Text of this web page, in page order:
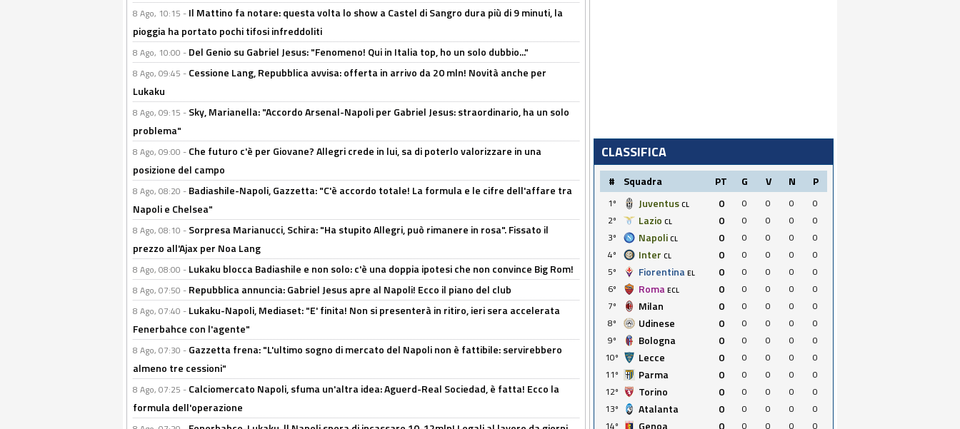
8 Ago, 10:15 - Il Mattino fa notare: questa volta lo show a Castel di Sangro dura più di 9 minuti, la
pioggia ha portato pochi tifosi infreddoliti
8 Ago, 10:00 - Del Genio su Gabriel Jesus: "Fenomeno! Qui in Italia top, ho un solo dubbio..."
8 Ago, 09:45 - Cessione Lang, Repubblica avvisa: offerta in arrivo da 20 mln! Novità anche per
Lukaku
8 Ago, 09:15 - Sky, Marianella: "Accordo Arsenal-Napoli per Gabriel Jesus: straordinario, ha un solo
problema"
8 Ago, 09:00 - Che futuro c'è per Giovane? Allegri crede in lui, sa di poterlo valorizzare in una
posizione del campo
8 Ago, 08:20 - Badiashile-Napoli, Gazzetta: "C'è accordo totale! La formula e le cifre dell'affare tra
Napoli e Chelsea"
8 Ago, 08:10 - Sorpresa Marianucci, Schira: "Ha stupito Allegri, può rimanere in rosa". Fissato il
prezzo all'Ajax per Noa Lang
8 Ago, 08:00 - Lukaku blocca Badiashile e non solo: c'è una doppia ipotesi che non convince Big Rom!
8 Ago, 07:50 - Repubblica annuncia: Gabriel Jesus apre al Napoli! Ecco il piano del club
8 Ago, 07:40 - Lukaku-Napoli, Mediaset: "E' finita! Non si presenterà in ritiro, ieri sera accelerata
Fenerbahce con l'agente"
8 Ago, 07:30 - Gazzetta frena: "L'ultimo sogno di mercato del Napoli non è fattibile: servirebbero
almeno tre cessioni"
8 Ago, 07:25 - Calciomercato Napoli, sfuma un'altra idea: Aguerd-Real Sociedad, è fatta! Ecco la
formula dell'operazione
CLASSIFICA
# Squadra PT G V N P
1º Juventus CL 0 0 0 0
0
2º
Lazio CL 0 0 0 0
0
3º
Napoli CL 0 0 0 0
0
4º
Inter CL 0 0 0 0
0
5º
Fiorentina EL 0 0 0 0
0
6º
Roma ECL 0 0 0 0
0
7º
Milan 0 0 0 0
0
8º
Udinese 0 0 0 0
0
9º
Bologna 0 0 0 0
0
10º
Lecce 0 0 0 0
0
11º
Parma 0 0 0 0
0
12º
Torino 0 0 0 0
0
13º
Atalanta 0 0 0 0
0
14º
Genoa 0 0 0 0 0